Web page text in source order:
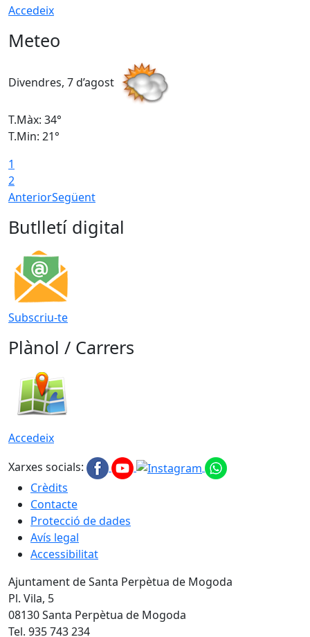
Accedeix
Meteo
Divendres, 7 d’agost
T.Màx: 34°
T.Min: 21°
1
2
AnteriorSegüent
Butlletí digital
Subscriu-te
Plànol / Carrers
Accedeix
Xarxes socials:
Crèdits
Contacte
Protecció de dades
Avís legal
Accessibilitat
Ajuntament de Santa Perpètua de Mogoda
Pl. Vila, 5
08130 Santa Perpètua de Mogoda
Tel. 935 743 234